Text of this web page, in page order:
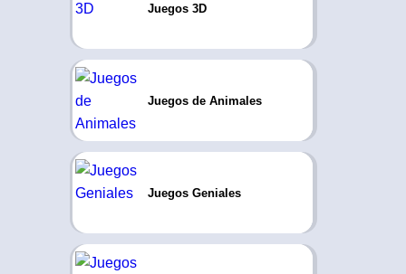
Juegos 3D
Juegos de Animales
Juegos Geniales